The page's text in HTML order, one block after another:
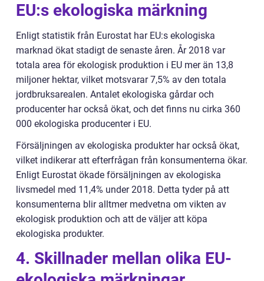
EU:s ekologiska märkning
Enligt statistik från Eurostat har EU:s ekologiska
marknad ökat stadigt de senaste åren. År 2018 var
totala area för ekologisk produktion i EU mer än 13,8
miljoner hektar, vilket motsvarar 7,5% av den totala
jordbruksarealen. Antalet ekologiska gårdar och
producenter har också ökat, och det finns nu cirka 360
000 ekologiska producenter i EU.
Försäljningen av ekologiska produkter har också ökat,
vilket indikerar att efterfrågan från konsumenterna ökar.
Enligt Eurostat ökade försäljningen av ekologiska
livsmedel med 11,4% under 2018. Detta tyder på att
konsumenterna blir alltmer medvetna om vikten av
ekologisk produktion och att de väljer att köpa
ekologiska produkter.
4. Skillnader mellan olika EU-